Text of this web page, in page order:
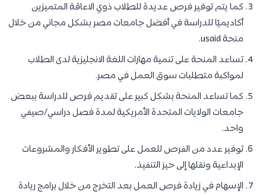
كما يتم توفير فرص عديدة للطلاب ذوي الاعاقة المتميزين
أكاديميًا للدراسة في أفضل جامعات مصر بشكل مجاني من خلال
منحة usaid.
تساعد المنحة على تنمية مهارات اللغة الانجليزية لدى الطلاب
لمواكبة متطلبات سوق العمل في مصر.
كما تساعد المنحة بشكل كبير على تقديم فرص للدراسة ببعض
جامعات الولايات المتحدة الأمريكية لمدة فصل دراسي/صيفي
واحد.
توفير عدد من الفرص للعمل على تطوير الأفكار والمشروعات
الإبداعية ونقلها إلى حيز التنفيذ.
الإسهام في زيادة فرص العمل بعد التخرج من خلال برامج ريادة